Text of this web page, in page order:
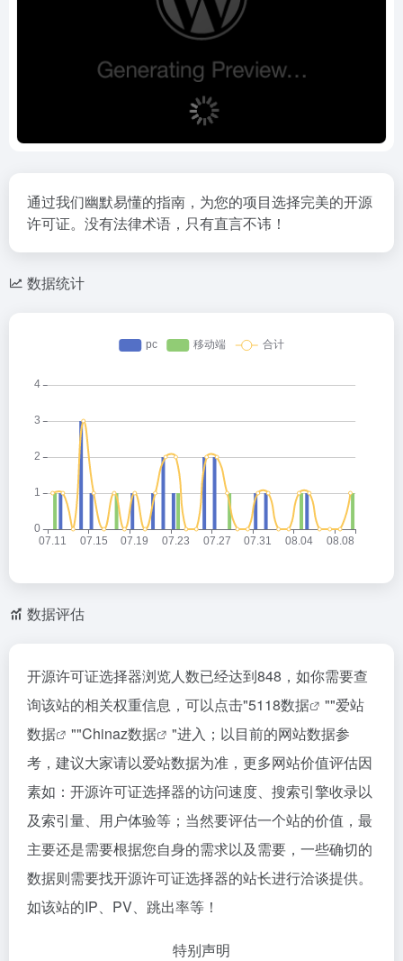
通过我们幽默易懂的指南，为您的项目选择完美的开源
许可证。没有法律术语，只有直言不讳！
数据统计
数据评估
开源许可证选择器浏览人数已经达到848，如你需要查
询该站的相关权重信息，可以点击"5118数据 ""爱站
数据
""Chinaz数据
"进入；以目前的网站数据参
考，建议大家请以爱站数据为准，更多网站价值评估因
素如：开源许可证选择器的访问速度、搜索引擎收录以
及索引量、用户体验等；当然要评估一个站的价值，最
主要还是需要根据您自身的需求以及需要，一些确切的
数据则需要找开源许可证选择器的站长进行洽谈提供。
如该站的IP、PV、跳出率等！
特别声明